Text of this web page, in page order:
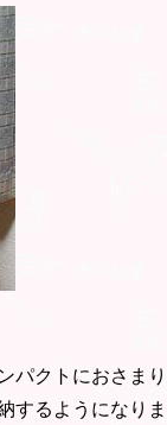
パクトにおさまり
するようになりま